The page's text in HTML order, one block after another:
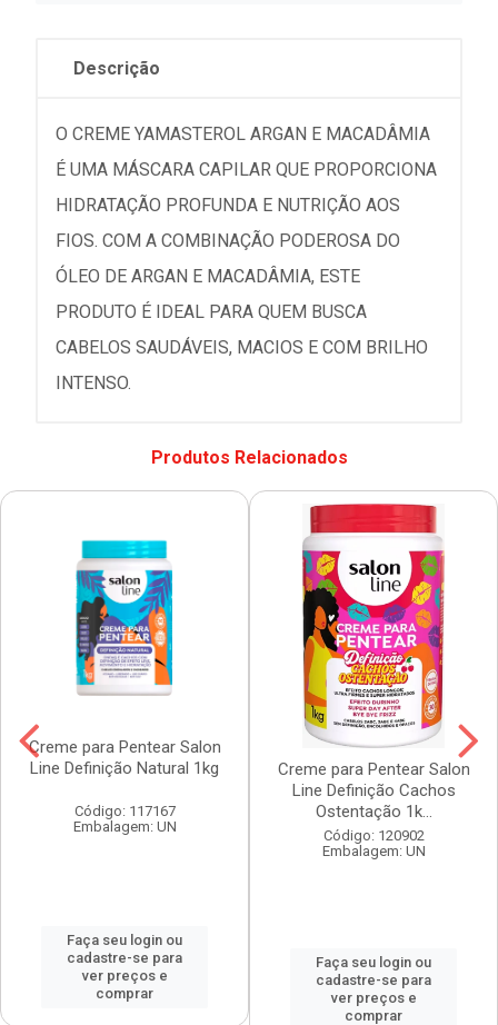
Descrição
O CREME YAMASTEROL ARGAN E MACADÂMIA
É UMA MÁSCARA CAPILAR QUE PROPORCIONA
HIDRATAÇÃO PROFUNDA E NUTRIÇÃO AOS
FIOS. COM A COMBINAÇÃO PODEROSA DO
ÓLEO DE ARGAN E MACADÂMIA, ESTE
PRODUTO É IDEAL PARA QUEM BUSCA
CABELOS SAUDÁVEIS, MACIOS E COM BRILHO
INTENSO.
Produtos Relacionados
Creme para Pentear Salon
Line Definição Natural 1kg
Código: 117167
Embalagem: UN
Faça seu login ou
cadastre-se para
ver preços e
comprar
Creme para Pentear Salon
Line Definição Cachos
Ostentação 1k...
Código: 120902
Embalagem: UN
Faça seu login ou
cadastre-se para
ver preços e
comprar